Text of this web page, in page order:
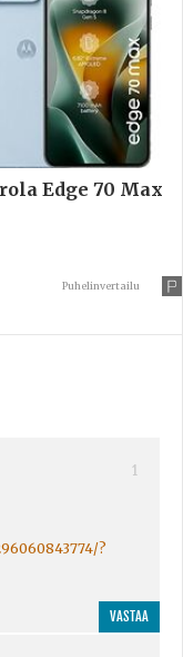
Edge 70 Max
Puhelinvertailu
1
?
VASTAA